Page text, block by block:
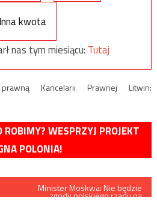
Inna kwota
nas tym miesiącu: Tutaj
Kancelarii Prawnej Litwin:
ROBIMY? WESPRZYJ PROJEKT
POLONIA!
Minister Moskwa: Nie będzie
zgody polskiego rządu na